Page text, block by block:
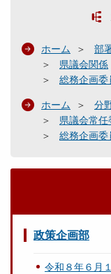
ホーム 部
県議会関係
総務企画委
ホーム 分
県議会常
総務企画委
政策企画部
令和８年６月